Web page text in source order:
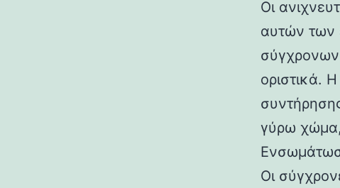
Οι
αυτών των
οριστικά.
γύρω χώμα,
Οι